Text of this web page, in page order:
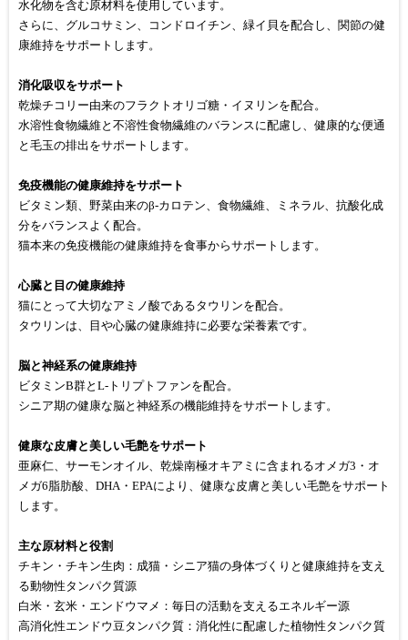
水化物を含む原材料を使用しています。
さらに、グルコサミン、コンドロイチン、緑イ貝を配合し、関節の健
康維持をサポートします。
消化吸収をサポート
乾燥チコリー由来のフラクトオリゴ糖・イヌリンを配合。
水溶性食物繊維と不溶性食物繊維のバランスに配慮し、健康的な便通
と毛玉の排出をサポートします。
免疫機能の健康維持をサポート
ビタミン類、野菜由来のβ-カロテン、食物繊維、ミネラル、抗酸化成
分をバランスよく配合。
猫本来の免疫機能の健康維持を食事からサポートします。
心臓と目の健康維持
猫にとって大切なアミノ酸であるタウリンを配合。
タウリンは、目や心臓の健康維持に必要な栄養素です。
脳と神経系の健康維持
ビタミンB群とL-トリプトファンを配合。
シニア期の健康な脳と神経系の機能維持をサポートします。
健康な皮膚と美しい毛艶をサポート
亜麻仁、サーモンオイル、乾燥南極オキアミに含まれるオメガ3・オ
メガ6脂肪酸、DHA・EPAにより、健康な皮膚と美しい毛艶をサポート
します。
主な原材料と役割
チキン・チキン生肉：成猫・シニア猫の身体づくりと健康維持を支え
る動物性タンパク質源
白米・玄米・エンドウマメ：毎日の活動を支えるエネルギー源
高消化性エンドウ豆タンパク質：消化性に配慮した植物性タンパク質